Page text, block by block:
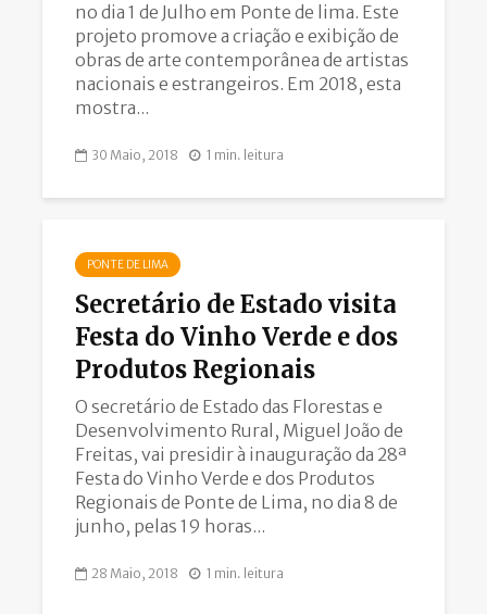
no dia 1 de Julho em Ponte de lima. Este
projeto promove a criação e exibição de
obras de arte contemporânea de artistas
nacionais e estrangeiros. Em 2018, esta
mostra...
30 Maio, 2018 1 min. leitura
PONTE DE LIMA
Secretário de Estado visita
Festa do Vinho Verde e dos
Produtos Regionais
O secretário de Estado das Florestas e
Desenvolvimento Rural, Miguel João de
Freitas, vai presidir à inauguração da 28ª
Festa do Vinho Verde e dos Produtos
Regionais de Ponte de Lima, no dia 8 de
junho, pelas 19 horas...
28 Maio, 2018 1 min. leitura